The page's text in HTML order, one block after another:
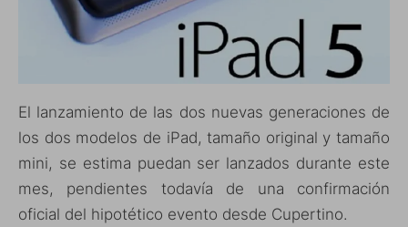
El lanzamiento de las dos nuevas generaciones de
los dos modelos de iPad, tamaño original y tamaño
mini, se estima puedan ser lanzados durante este
mes, pendientes todavía de una confirmación
oficial del hipotético evento desde Cupertino.